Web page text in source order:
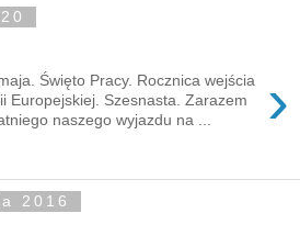
›
Święto Pracy. Rocznica wejścia
Europejskiej. Szesnasta. Zarazem
naszego wyjazdu na ...
2016